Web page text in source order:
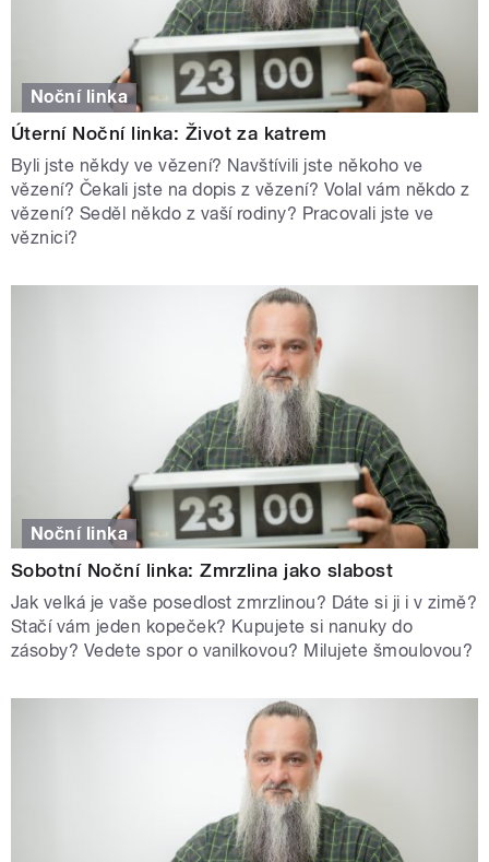
Noční linka
Úterní Noční linka: Život za katrem
Byli jste někdy ve vězení? Navštívili jste někoho ve
vězení? Čekali jste na dopis z vězení? Volal vám někdo z
vězení? Seděl někdo z vaší rodiny? Pracovali jste ve
věznici?
Noční linka
Sobotní Noční linka: Zmrzlina jako slabost
Jak velká je vaše posedlost zmrzlinou? Dáte si ji i v zimě?
Stačí vám jeden kopeček? Kupujete si nanuky do
zásoby? Vedete spor o vanilkovou? Milujete šmoulovou?